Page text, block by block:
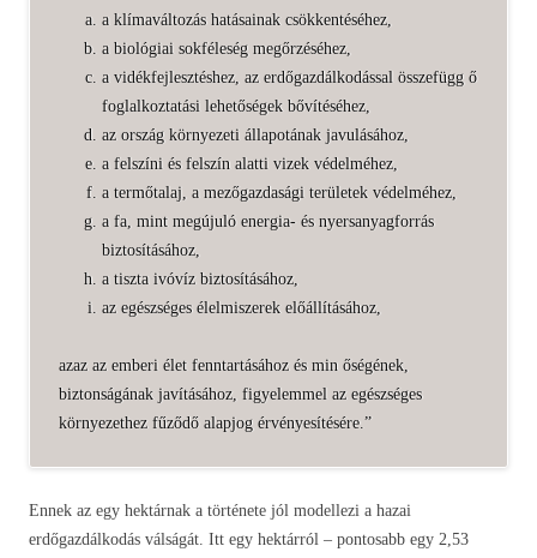
a klímaváltozás hatásainak csökkentéséhez,
a biológiai sokféleség megőrzéséhez,
a vidékfejlesztéshez, az erdőgazdálkodással összefügg ő
foglalkoztatási lehetőségek bővítéséhez,
az ország környezeti állapotának javulásához,
a felszíni és felszín alatti vizek védelméhez,
a termőtalaj, a mezőgazdasági területek védelméhez,
a fa, mint megújuló energia- és nyersanyagforrás
biztosításához,
a tiszta ivóvíz biztosításához,
az egészséges élelmiszerek előállításához,
azaz az emberi élet fenntartásához és min őségének,
biztonságának javításához, figyelemmel az egészséges
környezethez fűződő alapjog érvényesítésére.”
Ennek az egy hektárnak a története jól modellezi a hazai
erdőgazdálkodás válságát. Itt egy hektárról – pontosabb egy 2,53